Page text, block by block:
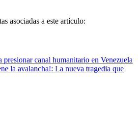
asociadas a este artículo:
canal humanitario en Venezuela
la avalancha!: La nueva tragedia que